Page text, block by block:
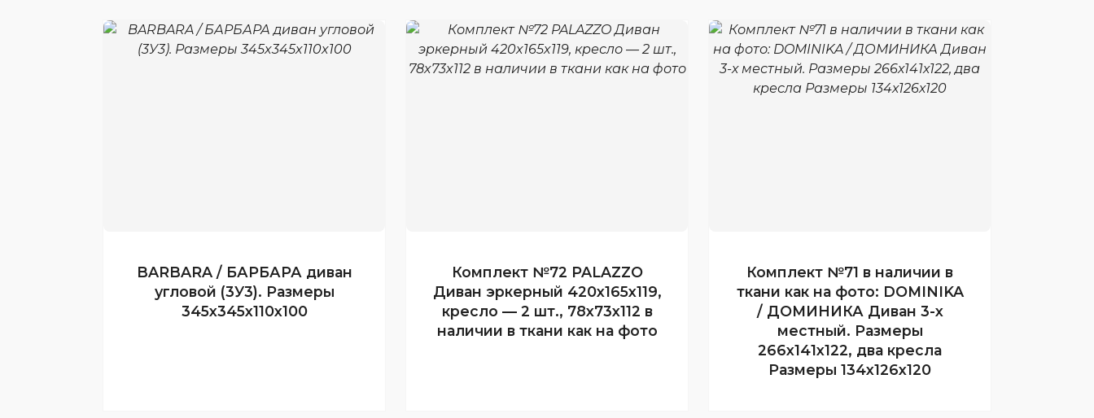
BARBARA / БАРБАРА диван
угловой (3У3). Размеры
345x345x110x100
Комплект №72 PALAZZO
Диван эркерный 420x165x119,
кресло — 2 шт., 78x73x112 в
наличии в ткани как на фото
Комплект №71 в наличии в
ткани как на фото: DOMINIKA
/ ДОМИНИКА Диван 3-х
местный. Размеры
266х141х122, два кресла
Размеры 134х126х120